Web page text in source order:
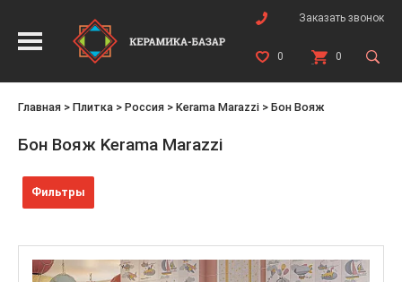
Заказать звонок
0 0
Главная > Плитка > Россия > Kerama Marazzi > Бон Вояж
Бон Вояж Kerama Marazzi
Фильтры